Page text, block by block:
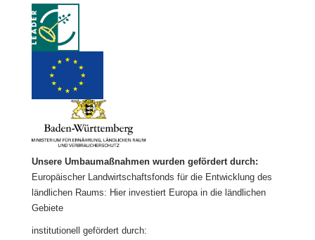
Unsere Umbaumaßnahmen wurden gefördert durch:
Europäischer Landwirtschaftsfonds für die Entwicklung des
ländlichen Raums: Hier investiert Europa in die ländlichen
Gebiete
institutionell gefördert durch: